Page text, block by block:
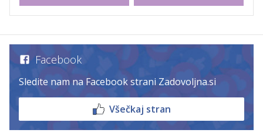
Facebook
Sledite nam na Facebook strani Zadovoljna.si
Všečkaj stran